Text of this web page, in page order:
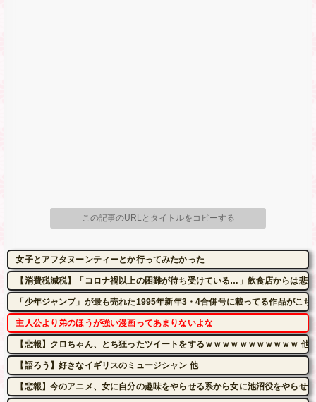
この記事のURLとタイトルをコピーする
女子とアフタヌーンティーとか行ってみたかった
【消費税減税】「コロナ禍以上の困難が待ち受けている…」飲食店からは
「少年ジャンプ」が最も売れた1995年新年3・4合併号に載ってる作品がこち
主人公より弟のほうが強い漫画ってあまりないよな
【悲報】クロちゃん、とち狂ったツイートをするｗｗｗｗｗｗｗｗｗｗｗ 他
【語ろう】好きなイギリスのミュージシャン 他
【悲報】今のアニメ、女に自分の趣味をやらせる系から女に池沼役をやらせ